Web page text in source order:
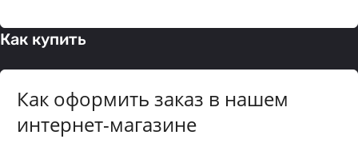
Как купить
Как оформить заказ в нашем
интернет-магазине